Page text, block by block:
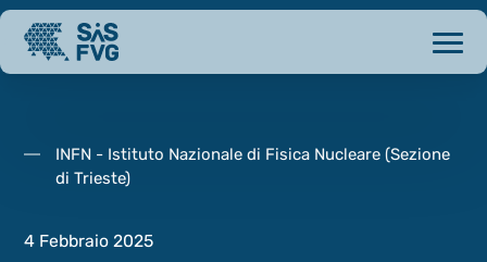
INFN - Istituto Nazionale di Fisica Nucleare (Sezione
di Trieste)
4 Febbraio 2025